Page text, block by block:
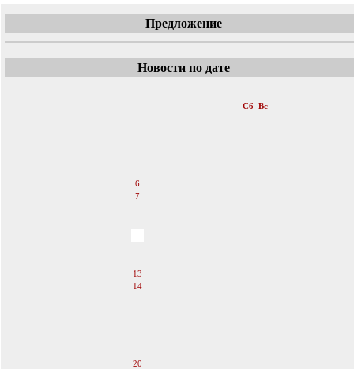
Предложение
Новости по дате
Сб Вс
6
7
13
14
20